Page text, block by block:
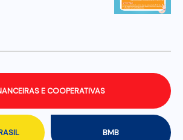
BMB
E COOPERATIVAS